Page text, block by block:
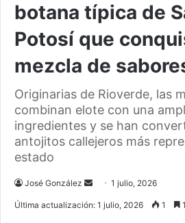
botana típica de
Potosí que
mezcla de
Originarias de Rioverde, las
combinan elote con una
ingredientes y se han
antojitos callejeros más
estado
José González
Send1 julio, 2026
Última actualización: 1 julio, 2026 1